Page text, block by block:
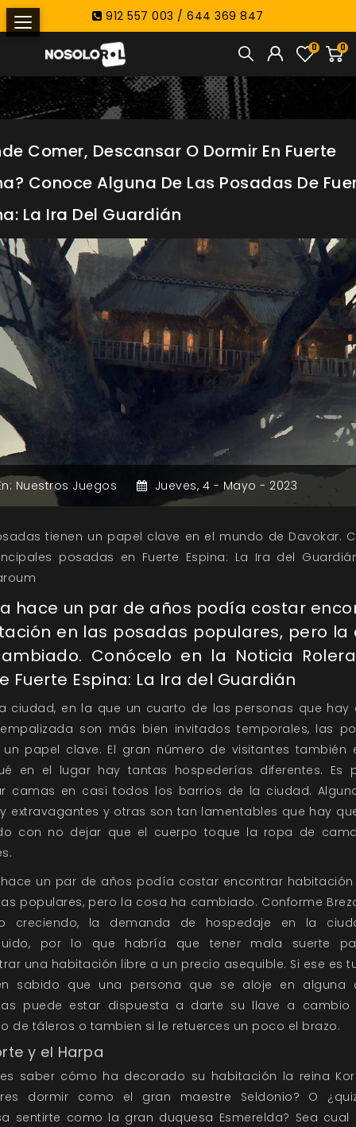
912 557 003 / 644 369 847
0
0
Comer, Descansar O Dormir En Fuerte
Conoce Alguna De Las Posadas De
La Ira Del Guardián
Nuestros Juegos Jueves, 4 - Mayo - 2023
tienen un papel clave en el mundo de Davokar.
posadas en Fuerte Espina: La Ira del
hace un par de años podía costar
en las posadas populares, pero la
Conócelo en la Noticia
Fuerte Espina: La Ira del Guardián
ciudad, en la que un cuarto de las personas que hay
son más bien invitados temporales, las
un papel clave. El gran número de visitantes también
en el lugar hay tantas hospederías diferentes. Es
camas en casi todos los barrios de la ciudad.
extravagantes y otras son tan lamentables que hay
con no dejar que el cuerpo toque la ropa de
un par de años podía costar encontrar habitación
populares, pero la cosa ha cambiado. Conforme
creciendo, la demanda de hospedaje en la
por lo que habría que tener mala suerte
una habitación libre a un precio asequible. Si ese es
sabido que una persona que se aloje en alguna
puede estar dispuesta a darte su llave a cambio
de táleros o tambien si le retuerces un poco el brazo.
y el Harpa
saber cómo ha decorado su habitación la reina
dormir como el gran maestre Seldonio? O
sentirte como la gran duquesa Esmerelda? Sea cual